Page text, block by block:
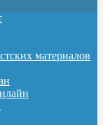
материалов